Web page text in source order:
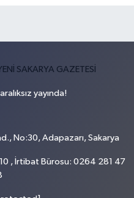
yayında!
No:30, Adapazarı, Sakarya
, İrtibat Bürosu: 0264 281 47